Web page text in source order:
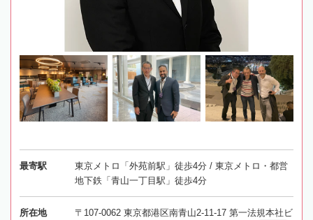
最寄駅
東京メトロ「外苑前駅」徒歩4分 / 東京メトロ・都営
地下鉄「青山一丁目駅」徒歩4分
所在地
〒107-0062 東京都港区南青山2-11-17 第一法規本社ビ